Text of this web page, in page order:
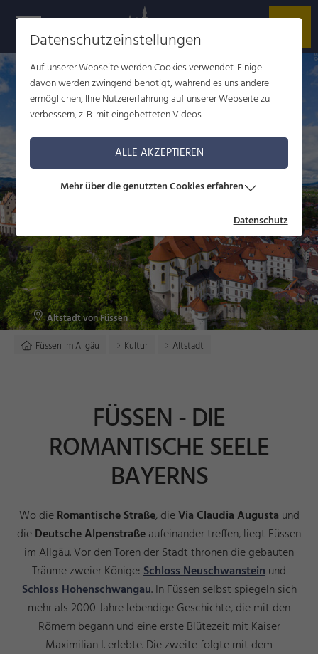
Altstadt von Füssen
Füssen im Allgäu
Kultur Altstadt
FÜSSEN - DIE
ROMANTISCHE SEELE
BAYERNS
Wo dieRomantische Straße, dieVia Claudia Augusta und
dieDeutsche Alpenstraßeaufeinander treffen, liegt Füssen
im Allgäu. Vor den Toren der Stadt thronen die gebauten
Träume zweier Könige:Schloss Neuschwansteinund
Schloss Hohenschwangau. In Füssen selbst spiegeln sich
mehr als 2000 Jahre lebendige Geschichte, die mit den
Römern begann und eine erste Blütezeit mit Kaiser
Maximilian I. erlebte. Die zweite folgte mit dem
Datenschutzeinstellungen
Auf unserer Webseite werden Cookies verwendet. Einige
davon werden zwingend benötigt, während es uns andere
ermöglichen, Ihre Nutzererfahrung auf unserer Webseite zu
verbessern, z. B. mit eingebetteten Videos.
ALLE AKZEPTIEREN
Mehr über die genutzten Cookies erfahren
Datenschutz